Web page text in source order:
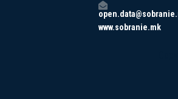
www.sobranie.mk